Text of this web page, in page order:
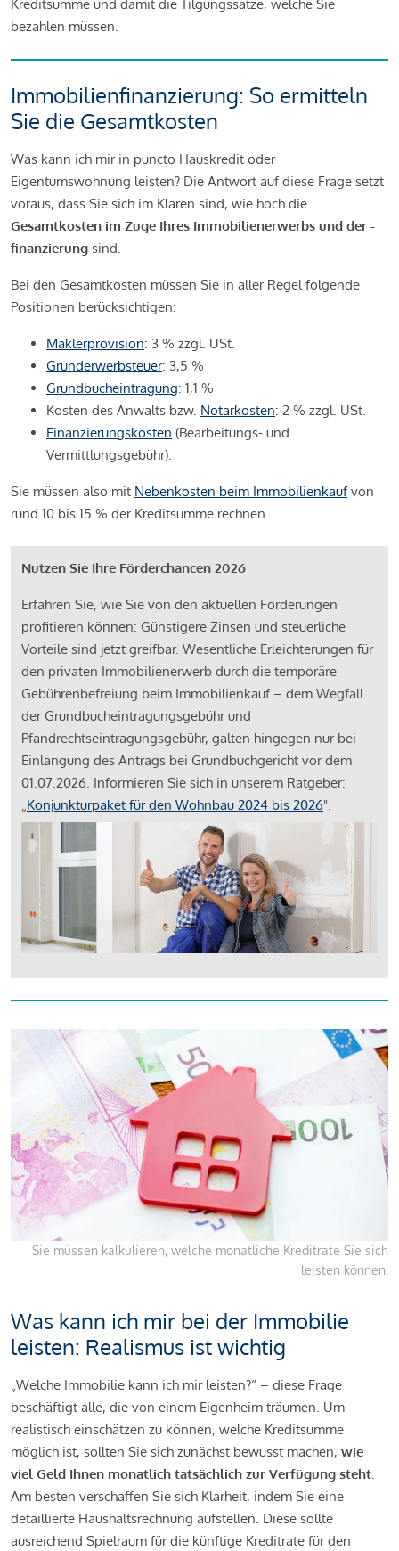
Kreditsumme und damit die Tilgungssätze, welche Sie
bezahlen müssen.
Immobilienfinanzierung: So ermitteln
Sie die Gesamtkosten
Was kann ich mir in puncto Hauskredit oder
Eigentumswohnung leisten? Die Antwort auf diese Frage setzt
voraus, dass Sie sich im Klaren sind, wie hoch die
Gesamtkosten im Zuge Ihres Immobilienerwerbs und der -
finanzierung sind.
Bei den Gesamtkosten müssen Sie in aller Regel folgende
Positionen berücksichtigen:
Maklerprovision: 3 % zzgl. USt.
Grunderwerbsteuer: 3,5 %
Grundbucheintragung: 1,1 %
Kosten des Anwalts bzw. Notarkosten: 2 % zzgl. USt.
Finanzierungskosten (Bearbeitungs- und
Vermittlungsgebühr).
Sie müssen also mit Nebenkosten beim Immobilienkaufvon
rund 10 bis 15 % der Kreditsumme rechnen.
Nutzen Sie Ihre Förderchancen 2026
Erfahren Sie, wie Sie von den aktuellen Förderungen
profitieren können: Günstigere Zinsen und steuerliche
Vorteile sind jetzt greifbar. Wesentliche Erleichterungen für
den privaten Immobilienerwerb durch die temporäre
Gebührenbefreiung beim Immobilienkauf – dem Wegfall
der Grundbucheintragungsgebühr und
Pfandrechtseintragungsgebühr, galten hingegen nur bei
Einlangung des Antrags bei Grundbuchgericht vor dem
01.07.2026. Informieren Sie sich in unserem Ratgeber:
„Konjunkturpaket für den Wohnbau 2024 bis 2026".
Sie müssen kalkulieren, welche monatliche Kreditrate Sie sich
leisten können.
Was kann ich mir bei der Immobilie
leisten: Realismus ist wichtig
„Welche Immobilie kann ich mir leisten?“ – diese Frage
beschäftigt alle, die von einem Eigenheim träumen. Um
realistisch einschätzen zu können, welche Kreditsumme
möglich ist, sollten Sie sich zunächst bewusst machen, wie
viel Geld Ihnen monatlich tatsächlich zur Verfügung steht.
Am besten verschaffen Sie sich Klarheit, indem Sie eine
detaillierte Haushaltsrechnung aufstellen. Diese sollte
ausreichend Spielraum für die künftige Kreditrate für den